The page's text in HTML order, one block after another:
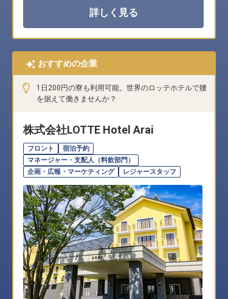
詳しく見る
おすすめの企業
1日200円の寮も利用可能。世界のロッテホテルで腰
を据えて働きませんか？
株式会社LOTTE Hotel Arai
フロント
宿泊予約
マネージャー・支配人（料飲部門）
企画・広報・マーケティング
レジャースタッフ